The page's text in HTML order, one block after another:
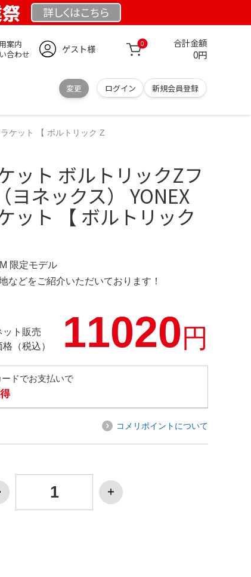
詳しくはこちら
案内
合わせ
ゲスト様 0 合計金額
0円
変更 ログイン 新規会員登録
ケット 【 ボルトリック Z
ット ボルトリックZフ
ヨネックス） YONEX
ット 【 ボルトリック
限定モデル
などをご紹介いただいております！
ット販売
格（税込）
11020円
ドでお支払いで
コメリポイントについて